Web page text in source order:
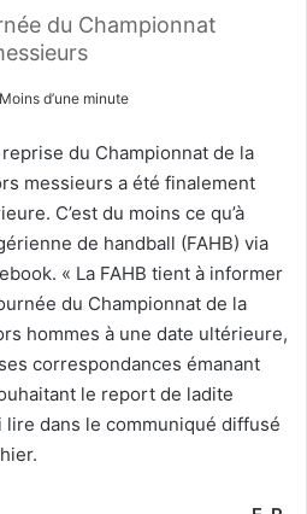
du Championnat
Moins d’une minute
du Championnat de la
messieurs a été finalement
C’est du moins ce qu’à
de handball (FAHB) via
« La FAHB tient à informer
du Championnat de la
hommes à une date ultérieure,
correspondances émanant
le report de ladite
dans le communiqué diffusé